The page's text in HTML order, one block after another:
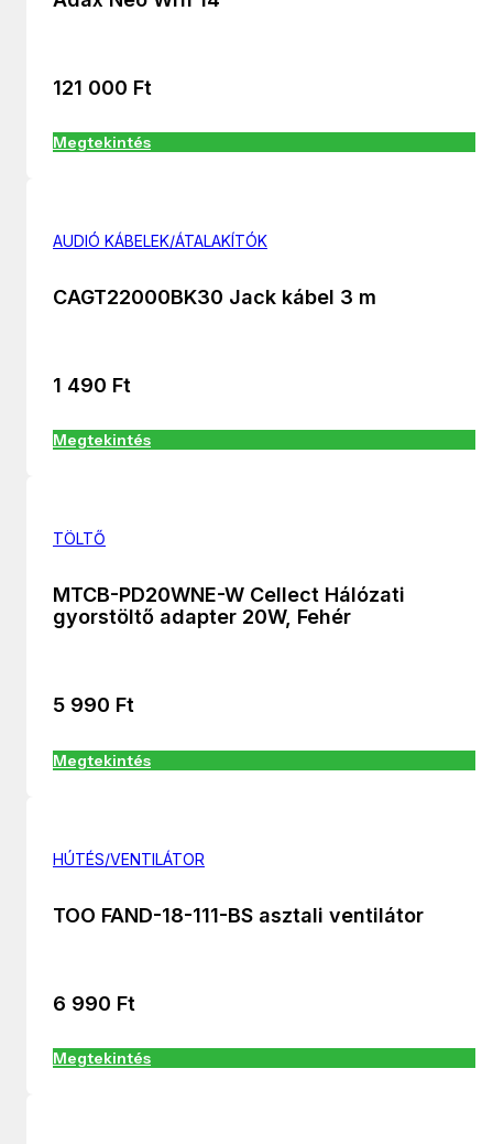
121 000 Ft
Megtekintés
AUDIÓ KÁBELEK/ÁTALAKÍTÓK
CAGT22000BK30 Jack kábel 3 m
1 490 Ft
Megtekintés
TÖLTŐ
MTCB-PD20WNE-W Cellect Hálózati
gyorstöltő adapter 20W, Fehér
5 990 Ft
Megtekintés
HÚTÉS/VENTILÁTOR
TOO FAND-18-111-BS asztali ventilátor
6 990 Ft
Megtekintés